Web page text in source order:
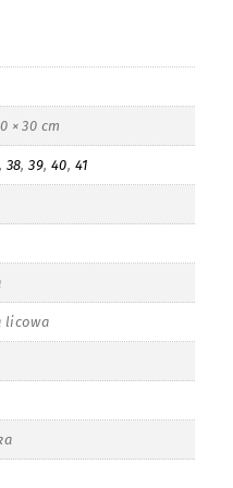
× 30 cm
, 38,39, 40, 41
licowa